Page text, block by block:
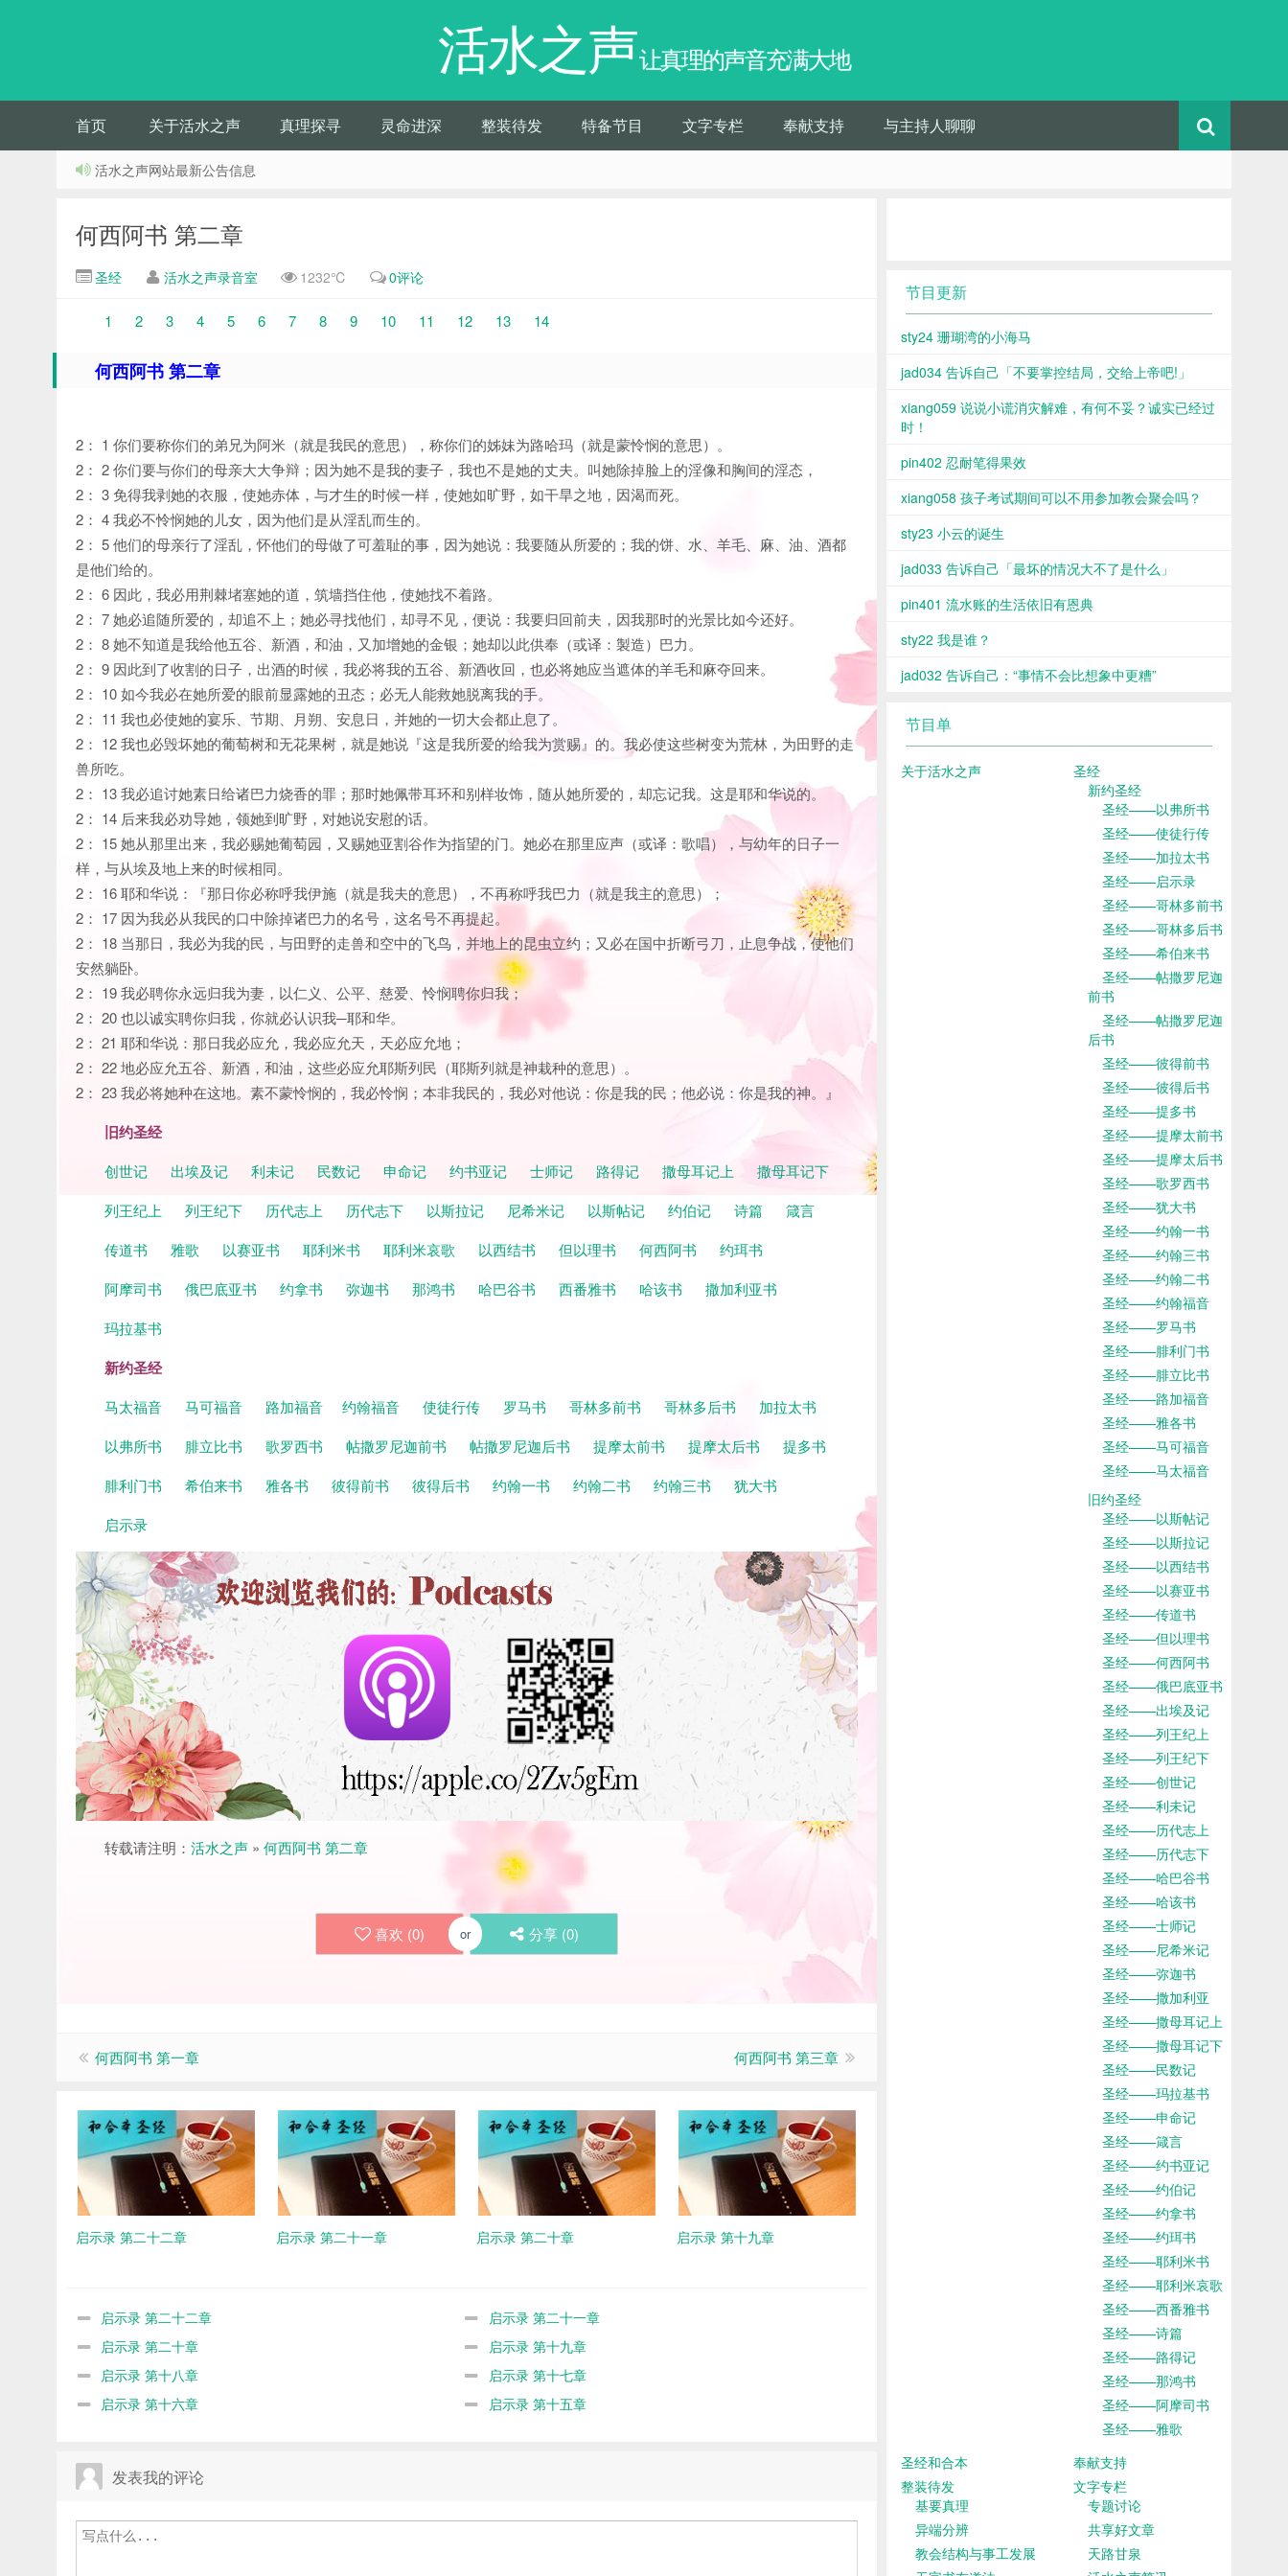
活水之声让真理的声音充满大地
首页 关于活水之声 真理探寻 灵命进深 整装待发 特备节目 文字专栏 奉献支持 与主持人聊聊
活水之声网站最新公告信息
何西阿书 第二章
圣经 活水之声录音室 1232℃ 0评论
1 2 3 4 5 6 7 8 9 10 11 12 13 14
何西阿书 第二章
2： 1 你们要称你们的弟兄为阿米（就是我民的意思），称你们的姊妹为路哈玛（就是蒙怜悯的意思）。
2： 2 你们要与你们的母亲大大争辩；因为她不是我的妻子，我也不是她的丈夫。叫她除掉脸上的淫像和胸间的淫态，
2： 3 免得我剥她的衣服，使她赤体，与才生的时候一样，使她如旷野，如干旱之地，因渴而死。
2： 4 我必不怜悯她的儿女，因为他们是从淫乱而生的。
2： 5 他们的母亲行了淫乱，怀他们的母做了可羞耻的事，因为她说：我要随从所爱的；我的饼、水、羊毛、麻、油、酒都
是他们给的。
2： 6 因此，我必用荆棘堵塞她的道，筑墙挡住他，使她找不着路。
2： 7 她必追随所爱的，却追不上；她必寻找他们，却寻不见，便说：我要归回前夫，因我那时的光景比如今还好。
2： 8 她不知道是我给他五谷、新酒，和油，又加增她的金银；她却以此供奉（或译：製造）巴力。
2： 9 因此到了收割的日子，出酒的时候，我必将我的五谷、新酒收回，也必将她应当遮体的羊毛和麻夺回来。
2： 10 如今我必在她所爱的眼前显露她的丑态；必无人能救她脱离我的手。
2： 11 我也必使她的宴乐、节期、月朔、安息日，并她的一切大会都止息了。
2： 12 我也必毁坏她的葡萄树和无花果树，就是她说『这是我所爱的给我为赏赐』的。我必使这些树变为荒林，为田野的走
兽所吃。
2： 13 我必追讨她素日给诸巴力烧香的罪；那时她佩带耳环和别样妆饰，随从她所爱的，却忘记我。这是耶和华说的。
2： 14 后来我必劝导她，领她到旷野，对她说安慰的话。
2： 15 她从那里出来，我必赐她葡萄园，又赐她亚割谷作为指望的门。她必在那里应声（或译：歌唱），与幼年的日子一
样，与从埃及地上来的时候相同。
2： 16 耶和华说：『那日你必称呼我伊施（就是我夫的意思），不再称呼我巴力（就是我主的意思）；
2： 17 因为我必从我民的口中除掉诸巴力的名号，这名号不再提起。
2： 18 当那日，我必为我的民，与田野的走兽和空中的飞鸟，并地上的昆虫立约；又必在国中折断弓刀，止息争战，使他们
安然躺卧。
2： 19 我必聘你永远归我为妻，以仁义、公平、慈爱、怜悯聘你归我；
2： 20 也以诚实聘你归我，你就必认识我─耶和华。
2： 21 耶和华说：那日我必应允，我必应允天，天必应允地；
2： 22 地必应允五谷、新酒，和油，这些必应允耶斯列民（耶斯列就是神栽种的意思）。
2： 23 我必将她种在这地。素不蒙怜悯的，我必怜悯；本非我民的，我必对他说：你是我的民；他必说：你是我的神。』
旧约圣经
创世记 出埃及记 利未记 民数记 申命记 约书亚记 士师记 路得记 撒母耳记上
撒母耳记下
列王纪上
列王纪下 历代志上 历代志下 以斯拉记 尼希米记 以斯帖记 约伯记 诗篇
箴言
传道书
雅歌 以赛亚书 耶利米书 耶利米哀歌 以西结书 但以理书 何西阿书
约珥书
阿摩司书
俄巴底亚书 约拿书 弥迦书 那鸿书 哈巴谷书 西番雅书 哈该书
撒加利亚书
玛拉基书
新约圣经
马太福音 马可福音 路加福音 约翰福音 使徒行传 罗马书 哥林多前书 哥林多后书
加拉太书
以弗所书
腓立比书 歌罗西书 帖撒罗尼迦前书 帖撒罗尼迦后书 提摩太前书 提摩太后书
提多书
腓利门书
希伯来书 雅各书 彼得前书 彼得后书 约翰一书 约翰二书 约翰三书
犹大书
启示录
转载请注明： 活水之声 » 何西阿书 第二章
喜欢 (0) or 分享 (0)
何西阿书 第一章 何西阿书 第三章
启示录 第二十二章 启示录 第二十一章 启示录 第二十章 启示录 第十九章
启示录 第二十二章
启示录 第二十一章
启示录 第二十章
启示录 第十九章
启示录 第十八章
启示录 第十七章
启示录 第十六章
启示录 第十五章
发表我的评论
节目更新
sty24 珊瑚湾的小海马
jad034 告诉自己「不要掌控结局，交给上帝吧!」
xiang059 说说小谎消灾解难，有何不妥？诚实已经过
时！
pin402 忍耐笔得果效
xiang058 孩子考试期间可以不用参加教会聚会吗？
sty23 小云的诞生
jad033 告诉自己「最坏的情况大不了是什么」
pin401 流水账的生活依旧有恩典
sty22 我是谁？
jad032 告诉自己：“事情不会比想象中更糟”
节目单
关于活水之声
圣经
新约圣经
圣经——以弗所书
圣经——使徒行传
圣经——加拉太书
圣经——启示录
圣经——哥林多前书
圣经——哥林多后书
圣经——希伯来书
圣经——帖撒罗尼迦
前书
圣经——帖撒罗尼迦
后书
圣经——彼得前书
圣经——彼得后书
圣经——提多书
圣经——提摩太前书
圣经——提摩太后书
圣经——歌罗西书
圣经——犹大书
圣经——约翰一书
圣经——约翰三书
圣经——约翰二书
圣经——约翰福音
圣经——罗马书
圣经——腓利门书
圣经——腓立比书
圣经——路加福音
圣经——雅各书
圣经——马可福音
圣经——马太福音
旧约圣经
圣经——以斯帖记
圣经——以斯拉记
圣经——以西结书
圣经——以赛亚书
圣经——传道书
圣经——但以理书
圣经——何西阿书
圣经——俄巴底亚书
圣经——出埃及记
圣经——列王纪上
圣经——列王纪下
圣经——创世记
圣经——利未记
圣经——历代志上
圣经——历代志下
圣经——哈巴谷书
圣经——哈该书
圣经——士师记
圣经——尼希米记
圣经——弥迦书
圣经——撒加利亚
圣经——撒母耳记上
圣经——撒母耳记下
圣经——民数记
圣经——玛拉基书
圣经——申命记
圣经——箴言
圣经——约书亚记
圣经——约伯记
圣经——约拿书
圣经——约珥书
圣经——耶利米书
圣经——耶利米哀歌
圣经——西番雅书
圣经——诗篇
圣经——路得记
圣经——那鸿书
圣经——阿摩司书
圣经——雅歌
圣经和合本
奉献支持
整装待发
基要真理
异端分辨
教会结构与事工发展
文字专栏
专题讨论
共享好文章
天路甘泉